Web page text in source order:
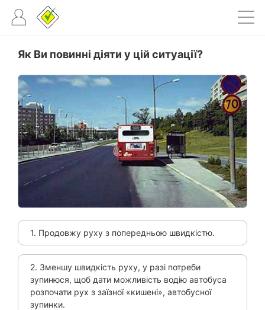
Як Ви повинні діяти у цій ситуації?
1. Продовжу руху з попередньою швидкістю.
2. Зменшу швидкість руху, у разі потреби
зупинюся, щоб дати можливість водію автобуса
розпочати рух з заїзної «кишені», автобусної
зупинки.